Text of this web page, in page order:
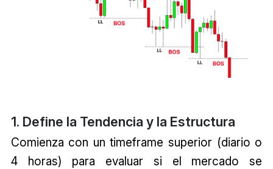
1. Define la Tendencia y la Estructura
Comienza con un timeframe superior (diario o
4 horas) para evaluar si el mercado se